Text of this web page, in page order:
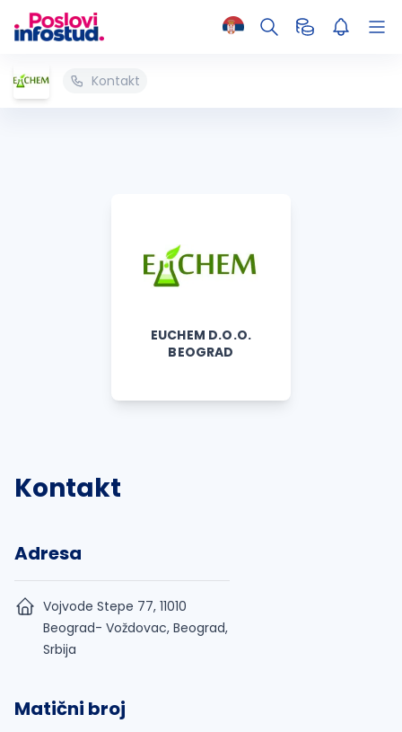
Kontakt
EUCHEM D.O.O.
BEOGRAD
Kontakt
Adresa
Vojvode Stepe 77, 11010
Beograd- Voždovac, Beograd,
Srbija
Matični broj